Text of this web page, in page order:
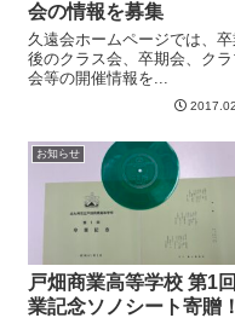
会の情報を募集
久遠会ホームページでは、
後のクラス会、卒期会、ク
会等の開催情報を...
お知らせ
戸畑商業高等学校 第1
業記念ソノシート寄贈！